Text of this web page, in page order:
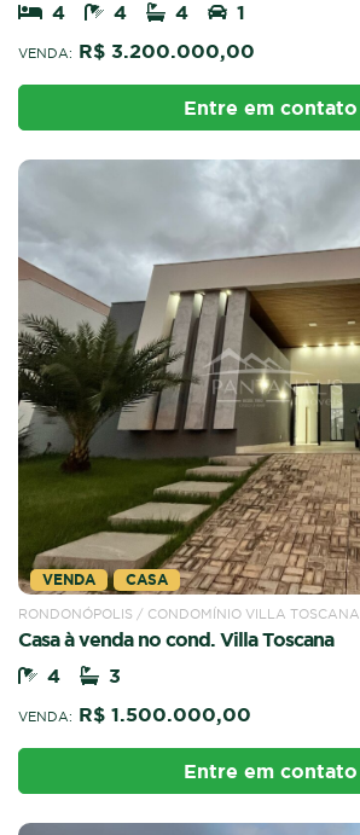
4
4 4 1
VENDA: R$ 3.200.000,00
Entre em contato
VENDA CASA
RONDONÓPOLIS / CONDOMÍNIO VILLA TOSCANA
Casa à venda no cond. Villa Toscana
4
3
VENDA: R$ 1.500.000,00
Entre em contato